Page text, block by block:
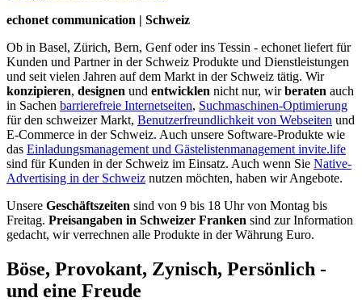
echonet communication | Schweiz
Ob in Basel, Zürich, Bern, Genf oder ins Tessin - echonet liefert für
Kunden und Partner in der Schweiz Produkte und Dienstleistungen
und seit vielen Jahren auf dem Markt in der Schweiz tätig. Wir
konzipieren, designen und entwicklen nicht nur, wirberaten auch
in Sachen barrierefreie Internetseiten, Suchmaschinen-Optimierung
für den schweizer Markt, Benutzerfreundlichkeit von Webseiten und
E-Commerce in der Schweiz. Auch unsere Software-Produkte wie
das Einladungsmanagement und Gästelistenmanagement invite.life
sind für Kunden in der Schweiz im Einsatz. Auch wenn Sie Native-
Advertising in der Schweiz nutzen möchten, haben wir Angebote.
Unsere Geschäftszeiten sind von 9 bis 18 Uhr von Montag bis
Freitag. Preisangaben in Schweizer Franken sind zur Information
gedacht, wir verrechnen alle Produkte in der Währung Euro.
Böse, Provokant, Zynisch, Persönlich -
und eine Freude